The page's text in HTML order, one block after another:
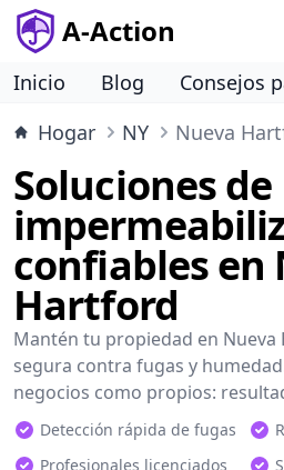
A-Action
Inicio Blog
Consejos
Hogar
NY Nueva
Soluciones de
confiables en
Hartford
Mantén tu propiedad en Nueva
segura contra fugas y
negocios como propios:
Detección rápida de fugas
Profesionales licenciados